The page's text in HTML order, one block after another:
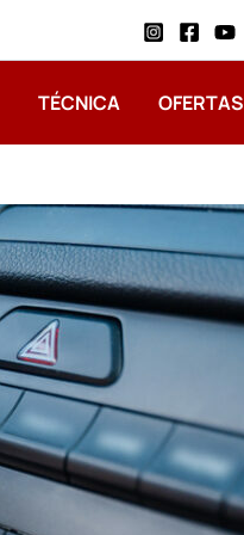
TÉCNICA OFERTAS